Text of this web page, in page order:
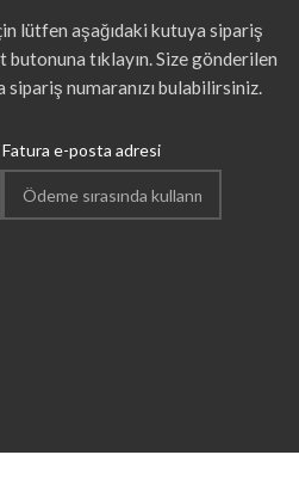
lütfen aşağıdaki kutuya sipariş
butonuna tıklayın. Size gönderilen
numaranızı bulabilirsiniz.
Fatura e-posta adresi